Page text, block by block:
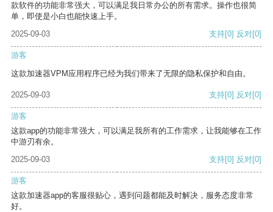
款软件的功能非常强大，可以满足我日常办公的所有需求。操作也很简
单，即使是小白也能快速上手。
2025-09-03
支持[0] 反对[0]
游客
这款加速器VPM应用程序已经为我们带来了无限的隐私保护和自由。
2025-09-03 支持[0] 反对[0]
游客
这款app的功能非常强大，可以满足我所有的工作需求，让我能够在工作
中游刃有余。
2025-09-03
支持[0] 反对[0]
游客
这款加速器app的客服很贴心，遇到问题都能及时解决，服务态度非常
好。